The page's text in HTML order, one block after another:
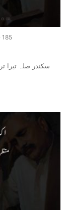
185
سکندر صلہ تیرا